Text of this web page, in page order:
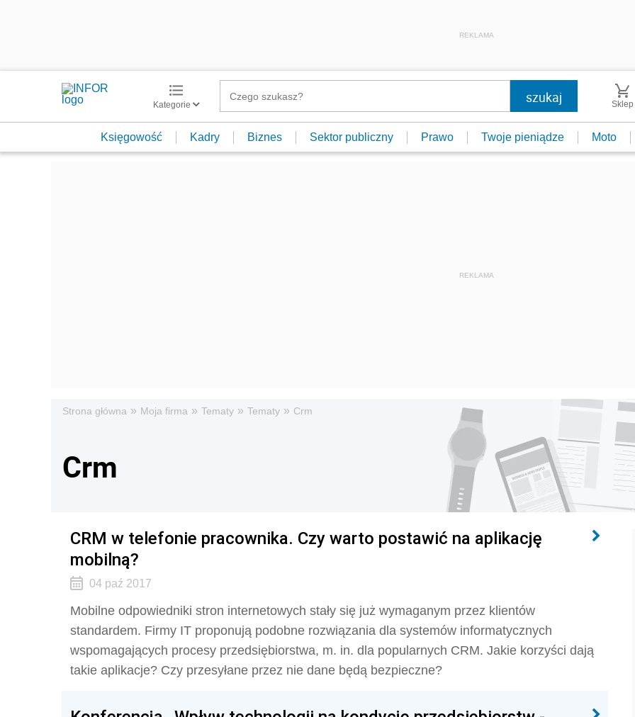
REKLAMA
Kategorie Sklep
Księgowość Kadry Biznes Sektor publiczny Prawo Twoje pieniądze Moto
Strona główna » Moja firma » Tematy » Tematy » Crm
Crm
CRM w telefonie pracownika. Czy warto postawić na aplikację
mobilną?
04 paź 2017
Mobilne odpowiedniki stron internetowych stały się już wymaganym przez klientów
standardem. Firmy IT proponują podobne rozwiązania dla systemów informatycznych
wspomagających procesy przedsiębiorstwa, m. in. dla popularnych CRM. Jakie korzyści dają
takie aplikacje? Czy przesyłane przez nie dane będą bezpieczne?